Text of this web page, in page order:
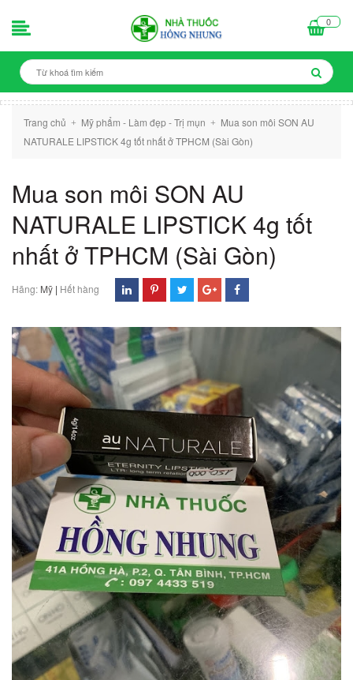
0
Trang chủ + Mỹ phẩm - Làm đẹp - Trị mụn +
Mua son môi SON AU
NATURALE LIPSTICK 4g tốt nhất ở TPHCM (Sài Gòn)
Mua son môi SON AU
NATURALE LIPSTICK 4g tốt
nhất ở TPHCM (Sài Gòn)
Hãng: Mỹ | Hết hàng